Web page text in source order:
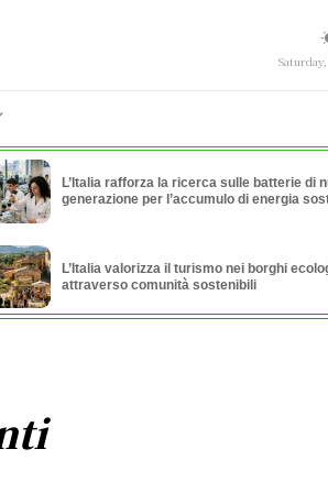
L’Italia rafforza la ricerca sulle batterie di
generazione per l’accumulo di energia
L’Italia valorizza il turismo nei borghi
attraverso comunità sostenibili